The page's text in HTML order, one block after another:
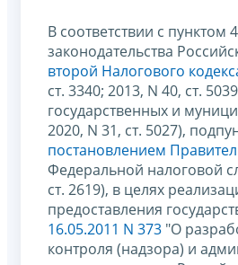
В соответствии с пунктом 4
законодательства
второй Налогового
ст. 3340; 2013, N 40, ст.
государственных и
2020, N 31, ст. 5027),
постановлением
Федеральной налоговой
ст. 2619), в целях
предоставления
16.05.2011 N 373 "О
контроля (надзора) и